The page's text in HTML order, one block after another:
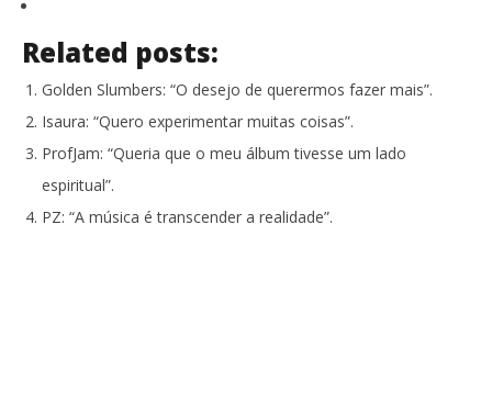
Related posts:
Golden Slumbers: “O desejo de querermos fazer mais”.
Isaura: “Quero experimentar muitas coisas”.
ProfJam: “Queria que o meu álbum tivesse um lado
espiritual”.
PZ: “A música é transcender a realidade”.